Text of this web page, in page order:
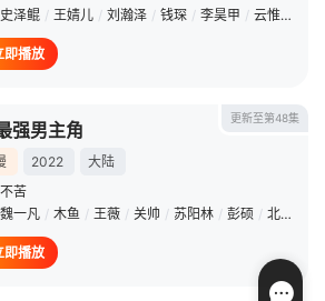
史泽鲲 / 王婧儿 / 刘瀚泽 / 钱琛 / 李昊甲 / 云惟一
即播放
更新至第48集
强男主角
2022
大陆
不苦
魏一凡 / 木鱼 / 王薇 / 关帅 / 苏阳林 / 彭硕 / 北炎
即播放